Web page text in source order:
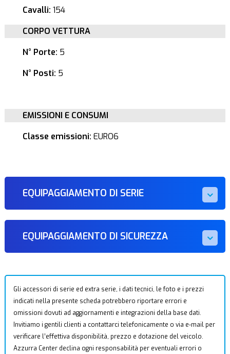
Cavalli: 154
CORPO VETTURA
N° Porte: 5
N° Posti: 5
EMISSIONI E CONSUMI
Classe emissioni: EURO6
EQUIPAGGIAMENTO DI SERIE
EQUIPAGGIAMENTO DI SICUREZZA
Gli accessori di serie ed extra serie, i dati tecnici, le foto e i prezzi
indicati nella presente scheda potrebbero riportare errori e
omissioni dovuti ad aggiornamenti e integrazioni della base dati.
Invitiamo i gentili clienti a contattarci telefonicamente o via e-mail per
verificare l’effettiva disponibilità, prezzo e dotazione del veicolo.
Azzurra Center declina ogni responsabilità per eventuali errori o